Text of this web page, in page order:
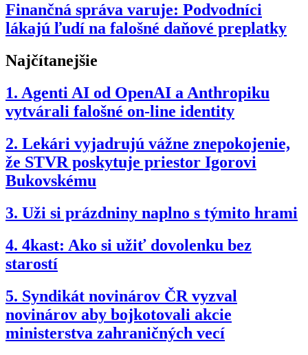
Finančná správa varuje: Podvodníci
lákajú ľudí na falošné daňové preplatky
Najčítanejšie
1. Agenti AI od OpenAI a Anthropiku
vytvárali falošné on-line identity
2. Lekári vyjadrujú vážne znepokojenie,
že STVR poskytuje priestor Igorovi
Bukovskému
3. Uži si prázdniny naplno s týmito hrami
4. 4kast: Ako si užiť dovolenku bez
starostí
5. Syndikát novinárov ČR vyzval
novinárov aby bojkotovali akcie
ministerstva zahraničných vecí